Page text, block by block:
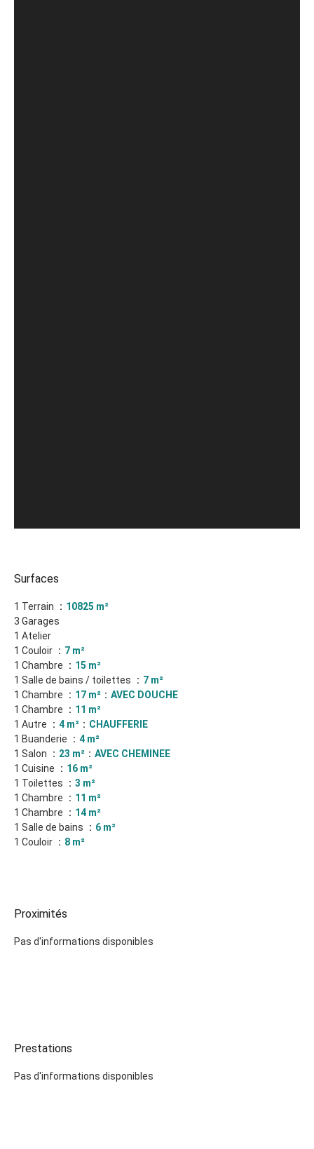
Surfaces
1 Terrain
10825 m²
3 Garages
1 Atelier
1 Couloir
7 m²
1 Chambre
15 m²
1 Salle de bains / toilettes
7 m²
1 Chambre
17 m²
AVEC DOUCHE
1 Chambre
11 m²
1 Autre
4 m²
CHAUFFERIE
1 Buanderie
4 m²
1 Salon
23 m²
AVEC CHEMINEE
1 Cuisine
16 m²
1 Toilettes
3 m²
1 Chambre
11 m²
1 Chambre
14 m²
1 Salle de bains
6 m²
1 Couloir
8 m²
Proximités
Pas d'informations disponibles
Prestations
Pas d'informations disponibles